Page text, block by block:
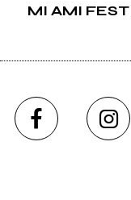
MI AMI